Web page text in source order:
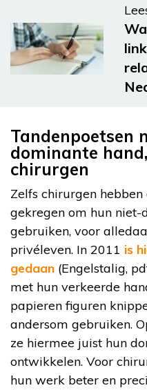
Tandenpoetsen
dominante
chirurgen
Zelfs chirurgen
gekregen om hun
gebruiken, voor
privéleven. In 2011 is
gedaan (Engelstalig,
met hun verkeerde
papieren figuren
andersom gebruiken.
ze hiermee juist hun
ontwikkelen. Voor
hun werk beter en